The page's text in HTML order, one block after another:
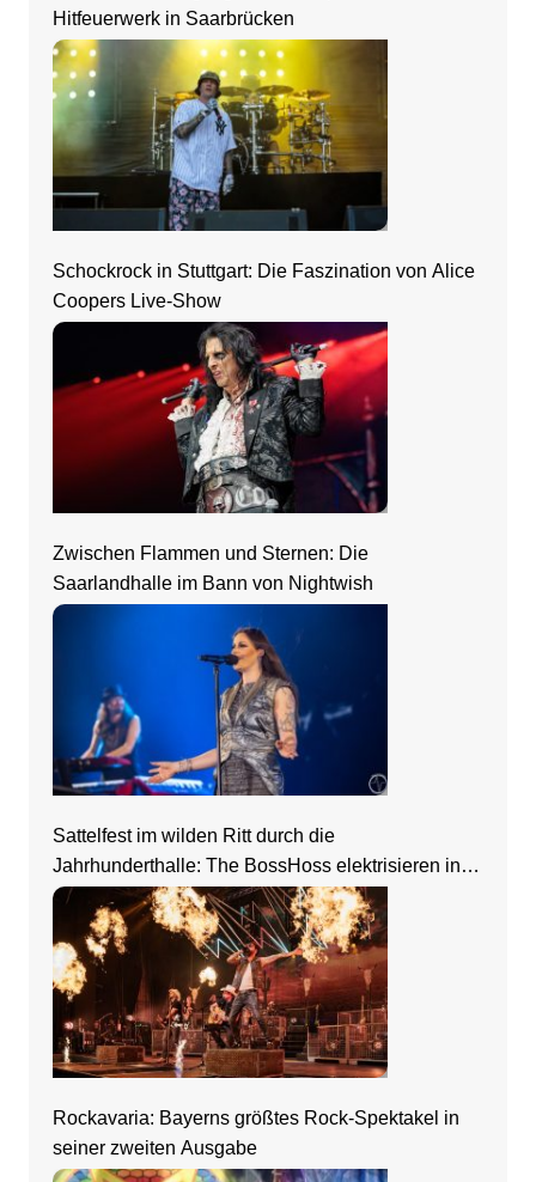
Hitfeuerwerk in Saarbrücken
Schockrock in Stuttgart: Die Faszination von Alice
Coopers Live-Show
Zwischen Flammen und Sternen: Die
Saarlandhalle im Bann von Nightwish
Sattelfest im wilden Ritt durch die
Jahrhunderthalle: The BossHoss elektrisieren in
Frankfurt
Rockavaria: Bayerns größtes Rock-Spektakel in
seiner zweiten Ausgabe